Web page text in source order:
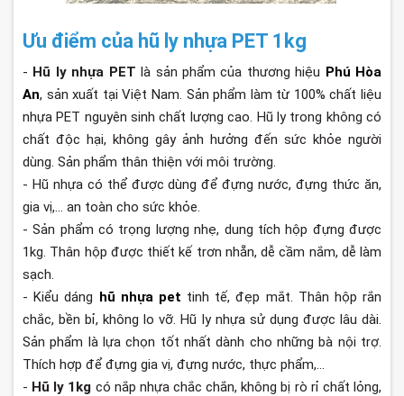
Ưu điểm của hũ ly nhựa PET 1kg
- Hũ ly nhựa PET là sản phẩm của thương hiệu Phú Hòa
An, sản xuất tại Việt Nam. Sản phẩm làm từ 100% chất liệu
nhựa PET nguyên sinh chất lượng cao. Hũ ly trong không có
chất độc hại, không gây ảnh hưởng đến sức khỏe người
dùng. Sản phẩm thân thiện với môi trường.
- Hũ nhựa có thể được dùng để đựng nước, đựng thức ăn,
gia vị,... an toàn cho sức khỏe.
- Sản phẩm có trọng lượng nhẹ, dung tích hộp đựng được
1kg. Thân hộp được thiết kế trơn nhẵn, dễ cầm nắm, dễ làm
sạch.
- Kiểu dáng hũ nhựa pet tinh tế, đẹp mắt. Thân hộp rắn
chắc, bền bỉ, không lo vỡ. Hũ ly nhựa sử dụng được lâu dài.
Sản phẩm là lựa chọn tốt nhất dành cho những bà nội trợ.
Thích hợp để đựng gia vị, đựng nước, thực phẩm,...
- Hũ ly 1kg có nắp nhựa chắc chắn, không bị rò rỉ chất lỏng,